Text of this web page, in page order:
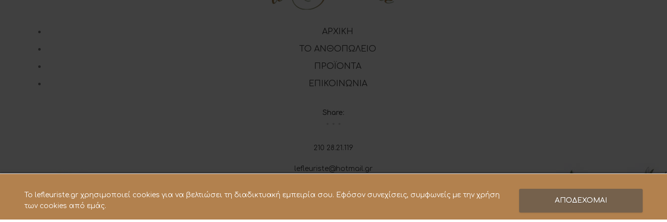
ΑΡΧΙΚΗ
ΤΟ ΑΝΘΟΠΩΛΕΙΟ
ΠΡΟΪΟΝΤΑ
ΕΠΙΚΟΙΝΩΝΙΑ
Share:
210 28.21.119
lefleuriste@hotmail.gr
To lefleuriste.gr χρησιμοποιεί cookies για να βελτιώσει τη διαδικτυακή εμπειρία σου. Εφόσον συνεχίσεις, συμφωνείς με την χρήση
των cookies από εμάς.
ΑΠΟΔΕΧΟΜΑΙ